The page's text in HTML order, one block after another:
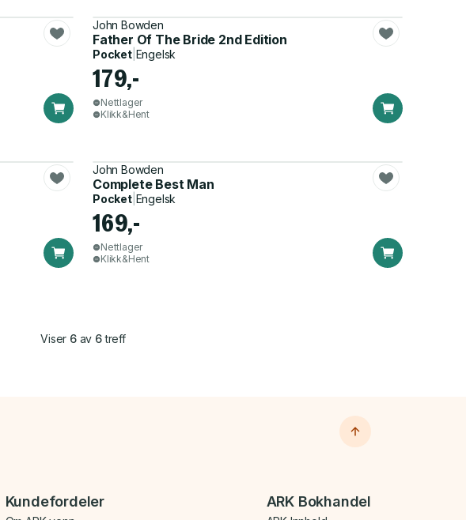
John Bowden
Father Of The Bride 2nd Edition
Pocket| Engelsk
179,-
Nettlager
Klikk&Hent
John Bowden
Complete Best Man
Pocket| Engelsk
169,-
Nettlager
Klikk&Hent
Viser 6av 6treff
Kundefordeler ARK Bokhandel